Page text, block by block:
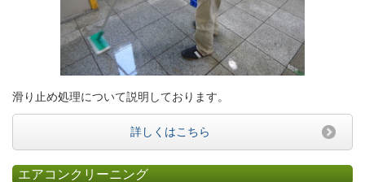
滑り止め処理について説明しております。
詳しくはこちら
エアコンクリーニング